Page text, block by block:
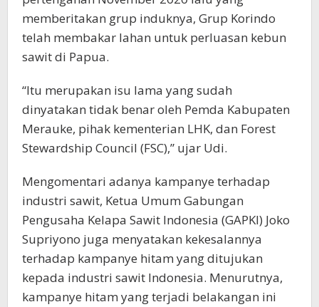
memberitakan grup induknya, Grup Korindo
telah membakar lahan untuk perluasan kebun
sawit di Papua.
“Itu merupakan isu lama yang sudah
dinyatakan tidak benar oleh Pemda Kabupaten
Merauke, pihak kementerian LHK, dan Forest
Stewardship Council (FSC),” ujar Udi.
Mengomentari adanya kampanye terhadap
industri sawit, Ketua Umum Gabungan
Pengusaha Kelapa Sawit Indonesia (GAPKI) Joko
Supriyono juga menyatakan kekesalannya
terhadap kampanye hitam yang ditujukan
kepada industri sawit Indonesia. Menurutnya,
kampanye hitam yang terjadi belakangan ini